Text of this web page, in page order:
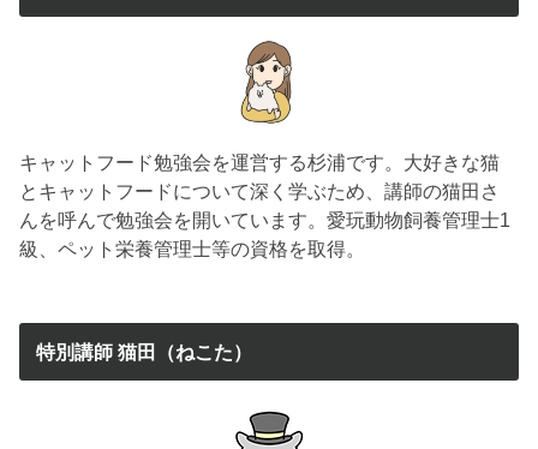
キャットフード勉強会を運営する杉浦です。大好きな猫
とキャットフードについて深く学ぶため、講師の猫田さ
んを呼んで勉強会を開いています。愛玩動物飼養管理士1
級、ペット栄養管理士等の資格を取得。
特別講師 猫田（ねこた）